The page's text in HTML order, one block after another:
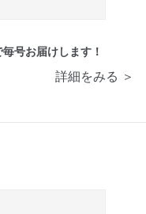
号お届けします！
詳細をみる ＞